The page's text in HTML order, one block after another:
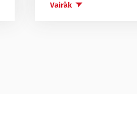
Vairāk